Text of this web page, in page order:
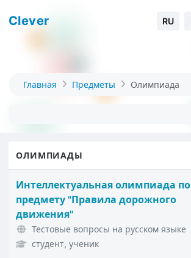
Clever RU
Главная Предметы Олимпиада
ОЛИМПИАДЫ
Интеллектуальная олимпиада по
предмету "Правила дорожного
движения"
Тестовые вопросы на русском языке
студент, ученик